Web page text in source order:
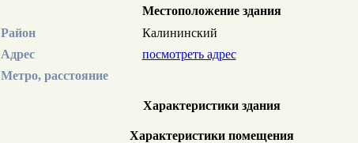
Местоположение здания
Район
Калининский
Адрес
посмотреть адрес
Метро, расстояние
Характеристики здания
Характеристики помещения